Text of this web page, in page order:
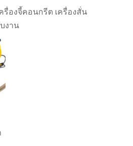
รื่องจี้คอนกรีต เครื่องสั่น
งาน